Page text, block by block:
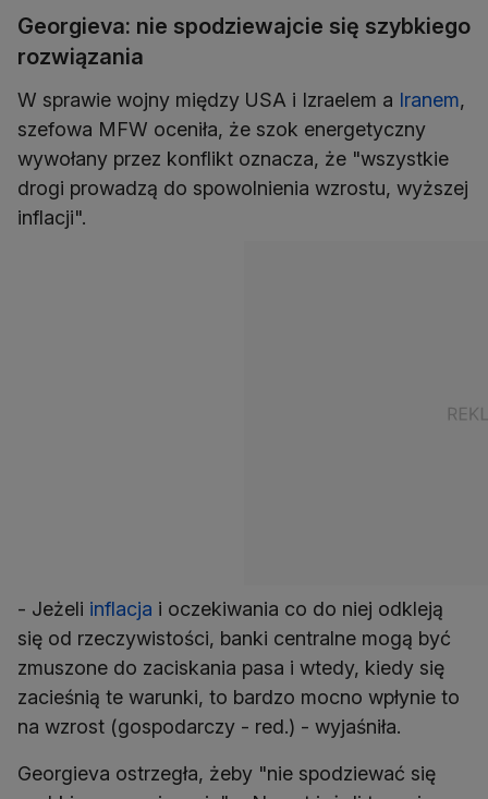
Georgieva: nie spodziewajcie się szybkiego
rozwiązania
W sprawie wojny między USA i Izraelem a Iranem,
szefowa MFW oceniła, że szok energetyczny
wywołany przez konflikt oznacza, że "wszystkie
drogi prowadzą do spowolnienia wzrostu, wyższej
inflacji".
- Jeżeli inflacja i oczekiwania co do niej odkleją
się od rzeczywistości, banki centralne mogą być
zmuszone do zaciskania pasa i wtedy, kiedy się
zacieśnią te warunki, to bardzo mocno wpłynie to
na wzrost (gospodarczy - red.) - wyjaśniła.
Georgieva ostrzegła, żeby "nie spodziewać się